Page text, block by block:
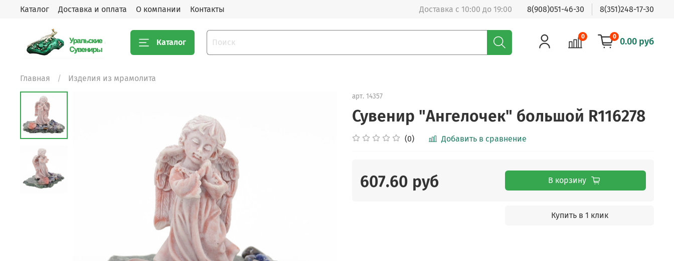
Каталог Доставка и оплата О компании Контакты Доставка с 10:00 до 19:00 8(908)051-46-30 8(351)248-17-30
Каталог
0 0 0.00 руб
Главная Изделия из мрамолита
арт. 14357
Сувенир "Ангелочек" большой R116278
(0) Добавить в сравнение
607.60 руб В корзину
Купить в 1 клик